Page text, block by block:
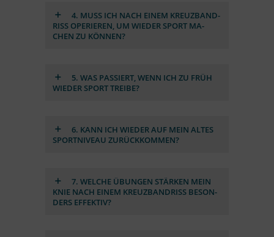
4. MUSS ICH NACH EI­NEM KREUZ­BAND­
RISS OPE­RIE­REN, UM WIE­DER SPORT MA­
CHEN ZU KÖN­NEN?
5. WAS PAS­SIERT, WENN ICH ZU FRÜH
WIE­DER SPORT TREIBE?
6. KANN ICH WIE­DER AUF MEIN AL­TES
SPORT­NI­VEAU ZU­RÜCK­KOM­MEN?
7. WEL­CHE ÜBUN­GEN STÄR­KEN MEIN
KNIE NACH EI­NEM KREUZ­BAND­RISS BE­SON­
DERS EF­FEK­TIV?